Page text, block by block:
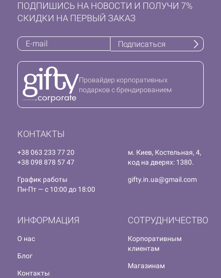
КОНТАКТЫ
+38 063 233 77 20
+38 098 878 57 47
м. Киев, Костельная, 4,
код на дверях: 1380.
График работы
Пн-Пт — с 10:00 до 18:00
gifty.in.ua@gmail.com
СОТРУДНИЧЕСТВО
Корпоративным
клиентам
Магазинам
ИНФОРМАЦИЯ
О нас
Блог
Контакты
ПОДПИШИСЬ НА НОВОСТИ И ПОЛУЧИ 7%
СКИДКИ НА ПЕРВЫЙ ЗАКАЗ
Подписаться
Провайдер корпоративных
подарков с брендированием